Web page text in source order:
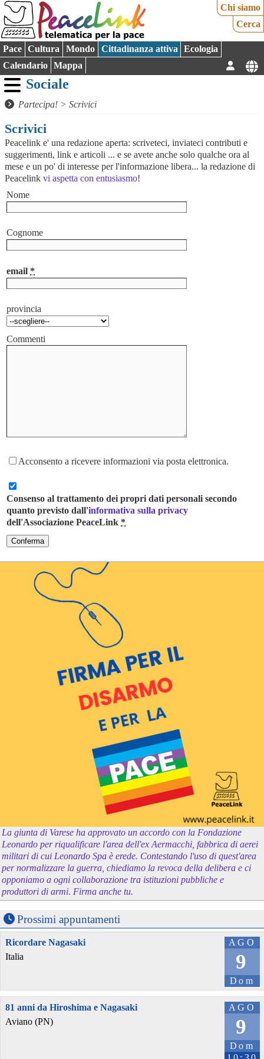
Chi siamo
Cerca
Pace Cultura Mondo Cittadinanza attiva
Ecologia
Calendario
Mappa
Sociale
Partecipa! >Scrivici
Scrivici
Peacelink e' una redazione aperta: scriveteci, inviateci contributi e
suggerimenti, link e articoli ... e se avete anche solo qualche ora al
mese e un po' di interesse per l'informazione libera... la redazione di
Peacelink vi aspetta con entusiasmo!
Nome
Cognome
email *
provincia
Commenti
Acconsento a ricevere informazioni via posta elettronica.
Consenso al trattamento dei propri dati personali secondo
quanto previsto dall'informativa sulla privacy
dell'Associazione PeaceLink *
La giunta di Varese ha approvato un accordo con la Fondazione
Leonardo per riqualificare l'area dell'ex Aermacchi, fabbrica di aerei
militari di cui Leonardo Spa è erede. Contestando l'uso di quest'area
per normalizzare la guerra, chiediamo la revoca della delibera e ci
opponiamo a ogni collaborazione tra istituzioni pubbliche e
produttori di armi. Firma anche tu.
Prossimi appuntamenti
AGO
9
Dom
Ricordare Nagasaki
Italia
AGO
9
Dom
81 anni da Hiroshima e Nagasaki
Aviano (PN)